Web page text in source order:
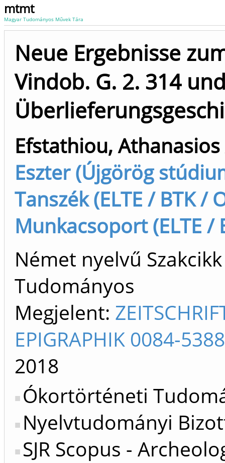
mtmt
Magyar Tudományos Művek Tára
Neue Ergebnisse
Vindob. G. 2. 314
Efstathiou, Athanasios
Eszter (Újgörög
Tanszék (ELTE / BTK /
Munkacsoport (ELTE /
Német nyelvű
Tudományos
Megjelent:
EPIGRAPHIK 0084-
2018
Ókortörténeti
Nyelvtudományi
SJR Scopus -